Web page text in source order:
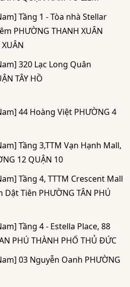
Tầng 1 - Tòa nhà Stellar
PHƯỜNG THANH XUÂN
320 Lạc Long Quân
TÂY HỒ
44 Hoàng Việt PHƯỜNG 4
Tầng 3,TTM Vạn Hạnh Mall,
12 QUẬN 10
Tầng 4, TTTM Crescent Mall
Tiên PHƯỜNG TÂN PHÚ
Tầng 4 - Estella Place, 88
PHÚ THÀNH PHỐ THỦ ĐỨC
03 Nguyễn Oanh PHƯỜNG